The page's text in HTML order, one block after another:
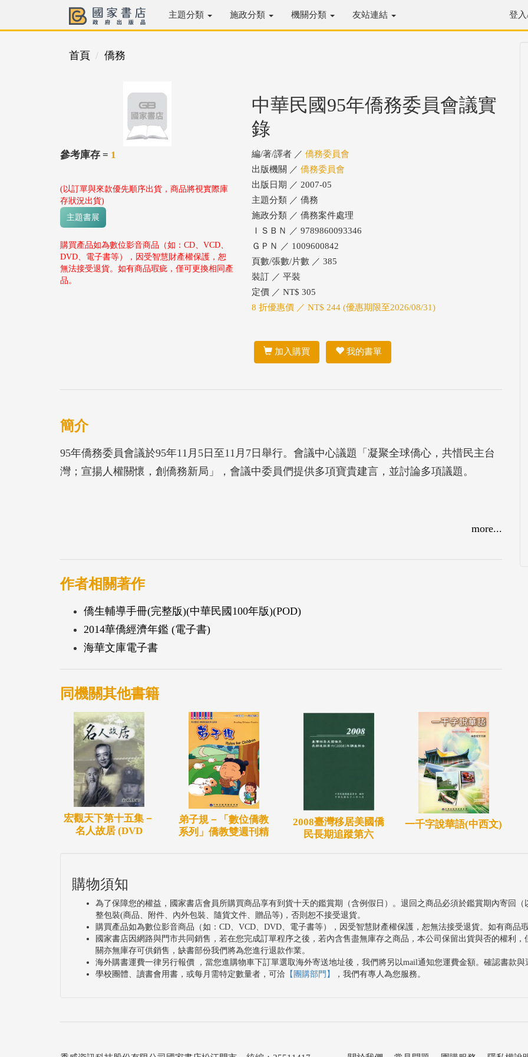
主題分類 施政分類 機關分類 友站連結 登
首頁 僑務
參考庫存 = 1
(以訂單與來款優先順序出貨，商品將視實際庫
存狀況出貨)
主題書展
購買產品如為數位影音商品（如：CD、VCD、
DVD、電子書等），因受智慧財產權保護，恕
無法接受退貨。如有商品瑕疵，僅可更換相同產
品。
中華民國95年僑務委員會議實
錄
編/著/譯者 ／ 僑務委員會
出版機關 ／ 僑務委員會
出版日期 ／ 2007-05
主題分類 ／ 僑務
施政分類 ／ 僑務案件處理
ＩＳＢＮ ／ 9789860093346
ＧＰＮ ／ 1009600842
頁數/張數/片數 ／ 385
裝訂 ／ 平裝
定價 ／ NT$ 305
8 折優惠價 ／ NT$ 244 (優惠期限至2026/08/31)
加入購買 我的書單
簡介
95年僑務委員會議於95年11月5日至11月7日舉行。會議中心議題「凝聚全球僑心，共惜民主台
灣；宣揚人權關懷，創僑務新局」，會議中委員們提供多項寶貴建言，並討論多項議題。
more...
作者相關著作
僑生輔導手冊(完整版)(中華民國100年版)(POD)
2014華僑經濟年鑑 (電子書)
海華文庫電子書
同機關其他書籍
宏觀天下第十五集－
名人故居 (DVD
弟子規－「數位僑教
系列」僑教雙週刊精
2008臺灣移居美國僑
民長期追蹤第六
一千字說華語(中西文)
購物須知
為了保障您的權益，國家書店會員所購買商品享有到貨十天的鑑賞期（含例假日）。退回之商品必須於鑑賞期內寄回
整包裝(商品、附件、內外包裝、隨貨文件、贈品等)，否則恕不接受退貨。
購買產品如為數位影音商品（如：CD、VCD、DVD、電子書等），因受智慧財產權保護，恕無法接受退貨。如有商品
國家書店因網路與門市共同銷售，若在您完成訂單程序之後，若內含售盡無庫存之商品，本公司保留出貨與否的權利
關亦無庫存可供銷售，缺書部份我們將為您進行退款作業。
海外購書運費一律另行報價 ，當您進購物車下訂單選取海外寄送地址後，我們將另以mail通知您運費金額。確認書款
學校團體、讀書會用書，或每月需特定數量者，可洽 【團購部門】 ，我們有專人為您服務。